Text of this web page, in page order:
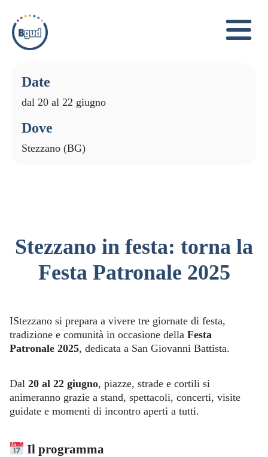
Date
dal 20 al 22 giugno
Dove
Stezzano (BG)
Stezzano in festa: torna la
Festa Patronale 2025
IStezzano si prepara a vivere tre giornate di festa,
tradizione e comunità in occasione della Festa
Patronale 2025, dedicata a San Giovanni Battista.
Dal 20 al 22 giugno, piazze, strade e cortili si
animeranno grazie a stand, spettacoli, concerti, visite
guidate e momenti di incontro aperti a tutti.
Il programma